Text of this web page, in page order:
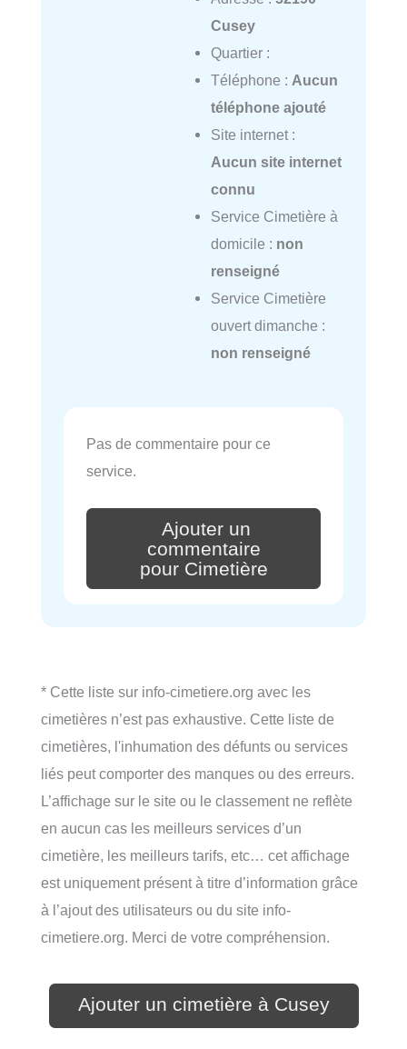
Cusey
Quartier :
Téléphone : Aucun
téléphone ajouté
Site internet :
Aucun site internet
connu
Service Cimetière à
domicile : non
renseigné
Service Cimetière
ouvert dimanche :
non renseigné
Pas de commentaire pour ce
service.
Ajouter un
commentaire
pour Cimetière
* Cette liste sur info-cimetiere.org avec les
cimetières n’est pas exhaustive. Cette liste de
cimetières, l'inhumation des défunts ou services
liés peut comporter des manques ou des erreurs.
L’affichage sur le site ou le classement ne reflète
en aucun cas les meilleurs services d’un
cimetière, les meilleurs tarifs, etc… cet affichage
est uniquement présent à titre d’information grâce
à l’ajout des utilisateurs ou du site info-
cimetiere.org. Merci de votre compréhension.
Ajouter un cimetière à Cusey